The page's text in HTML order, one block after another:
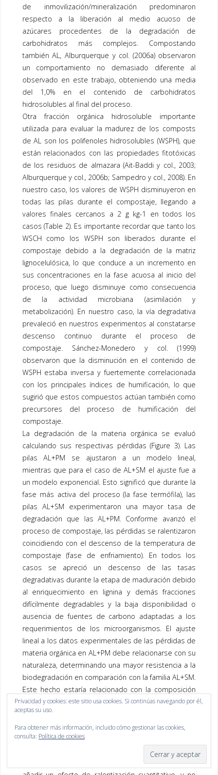
de inmovilización/mineralización predominaron
respecto a la liberación al medio acuoso de
azúcares procedentes de la degradación de
carbohidratos más complejos. Compostando
también AL, Alburquerque y col. (2006a) observaron
un comportamiento no demasiado diferente al
observado en este trabajo, obteniendo una media
del 1,0% en el contenido de carbohidratos
hidrosolubles al final del proceso.
Otra fracción orgánica hidrosoluble importante
utilizada para evaluar la madurez de los composts
de AL son los polifenoles hidrosolubles (WSPH), que
están relacionados con las propiedades fitotóxicas
de los residuos de almazara (Ait-Baddi y col., 2003;
Alburquerque y col., 2006b; Sampedro y col., 2008). En
nuestro caso, los valores de WSPH disminuyeron en
todas las pilas durante el compostaje, llegando a
valores finales cercanos a 2 g kg-1 en todos los
casos (Table 2). Es importante recordar que tanto los
WSCH como los WSPH son liberados durante el
compostaje debido a la degradación de la matriz
lignocelulósica, lo que conduce a un incremento en
sus concentraciones en la fase acuosa al inicio del
proceso, que luego disminuye como consecuencia
de la actividad microbiana (asimilación y
metabolización). En nuestro caso, la vía degradativa
prevaleció en nuestros experimentos al constatarse
descenso continuo durante el proceso de
compostaje. Sánchez-Monedero y col. (1999)
observaron que la disminución en el contenido de
WSPH estaba inversa y fuertemente correlacionada
con los principales índices de humificación, lo que
sugirió que estos compuestos actúan también como
precursores del proceso de humificación del
compostaje.
La degradación de la materia orgánica se evaluó
calculando sus respectivas pérdidas (Figure 3). Las
pilas AL+PM se ajustaron a un modelo lineal,
mientras que para el caso de AL+SM el ajuste fue a
un modelo exponencial. Esto significó que durante la
fase más activa del proceso (la fase termófila), las
pilas AL+SM experimentaron una mayor tasa de
degradación que las AL+PM. Conforme avanzó el
proceso de compostaje, las pérdidas se ralentizaron
coincidiendo con el descenso de la temperatura de
compostaje (fase de enfriamiento). En todos los
casos se apreció un descenso de las tasas
degradativas durante la etapa de maduración debido
al enriquecimiento en lignina y demás fracciones
difícilmente degradables y la baja disponibilidad o
ausencia de fuentes de carbono adaptadas a los
requerimientos de los microorganismos. El ajuste
lineal a los datos experimentales de las pérdidas de
materia orgánica en AL+PM debe relacionarse con su
naturaleza, determinando una mayor resistencia a la
biodegradación en comparación con la familia AL+SM.
Este hecho estaría relacionado con la composición
del agente estructurante empleado,
fundamentalmente la cáscara de arroz presente en
PM y su alto contenido en compuestos de sílice,
refractarios a la biodegradación. Además, la
proporción de PM fue notablemente mayor que la de
SM en sus respectivas mezclas con AL, lo que debió
Privacidad y cookies: este sitio usa cookies. Si continúas navegando por él,
aceptas su uso.
Para obtener más información, incluido cómo gestionar las cookies,
consulta: Política de cookies